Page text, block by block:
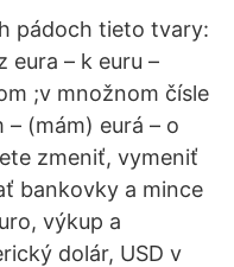
pádoch tieto tvary:
eura – k euru –
;v množnom čísle
– (mám) eurá – o
zmeniť, vymeniť
bankovky a mince
výkup a
dolár, USD v